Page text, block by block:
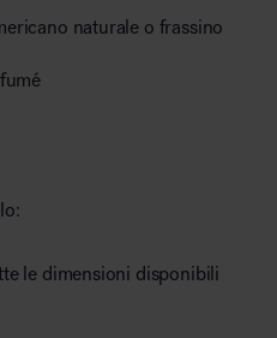
naturale o frassino
le dimensioni disponibili